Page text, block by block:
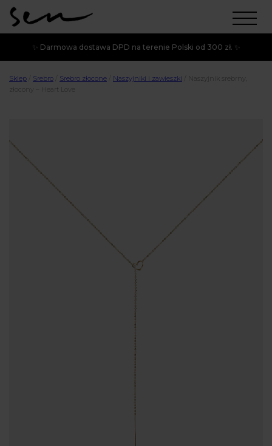
✨ Darmowa dostawa DPD na terenie Polski od 300 zł. ✨
Sklep Srebro Srebro złocone Naszyjniki i zawieszki
Naszyjnik srebrny,
złocony – Heart Love